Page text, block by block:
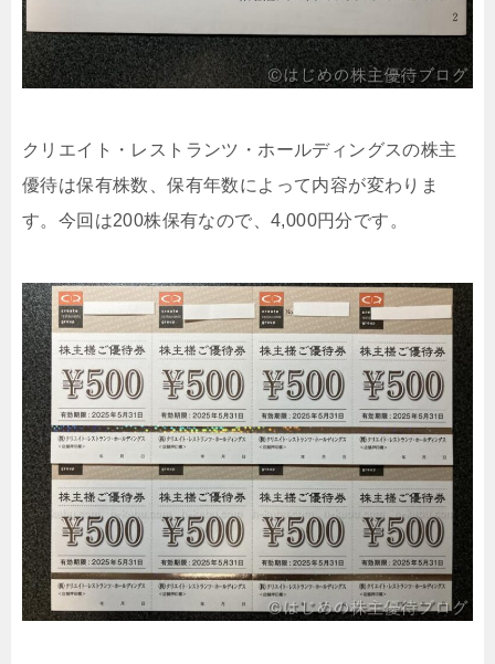
クリエイト・レストランツ・ホールディングスの株主
優待は保有株数、保有年数によって内容が変わりま
す。今回は200株保有なので、4,000円分です。